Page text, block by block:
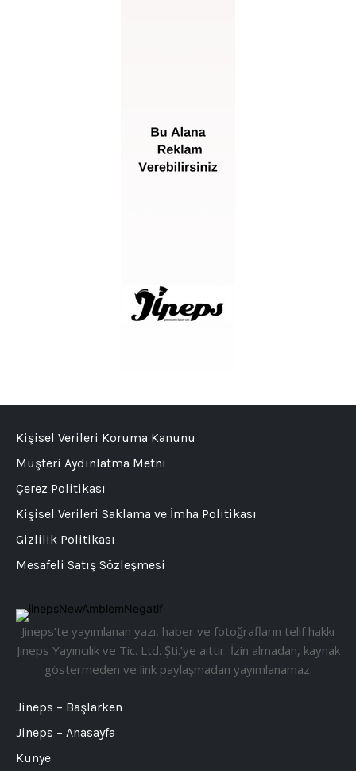
Jineps’te yayımlanan yazı, haber ve fotoğrafların telif hakkı
Jineps Yayıncılık ve Tic. Ltd. Şti.’ye aittir. İzin almadan, kaynak
göstermeden ve link paylaşmadan yayımlanamaz.
Jineps – Başlarken
Jineps – Anasayfa
Künye
Kişisel Verileri Koruma Kanunu
Müşteri Aydınlatma Metni
Çerez Politikası
Kişisel Verileri Saklama ve İmha Politikası
Gizlilik Politikası
Mesafeli Satış Sözleşmesi